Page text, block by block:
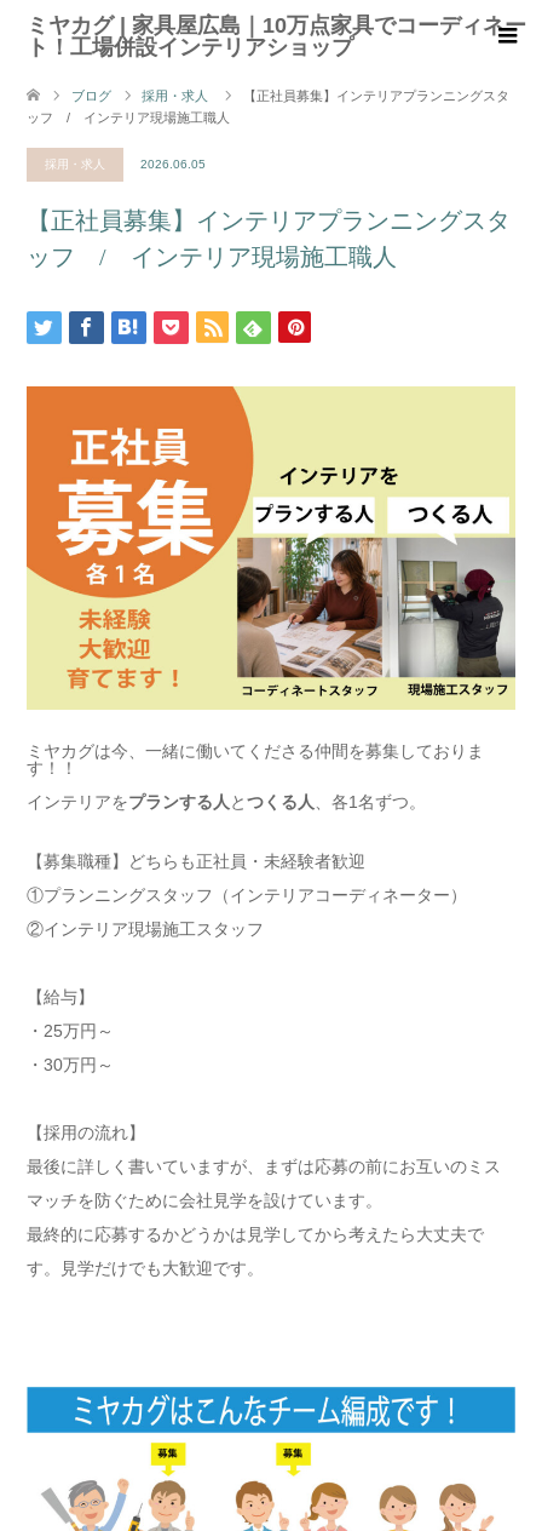
ミヤカグ | 家具屋広島｜10万点家具でコーディネー
ト！工場併設インテリアショップ
ブログ 採用・求人
【正社員募集】インテリアプランニングスタ
ッフ / インテリア現場施工職人
採用・求人 2026.06.05
【正社員募集】インテリアプランニングスタ
ッフ / インテリア現場施工職人
ミヤカグは今、一緒に働いてくださる仲間を募集しておりま
す！！
インテリアをプランする人 とつくる人 、各1名ずつ。
【募集職種】どちらも正社員・未経験者歓迎
①プランニングスタッフ（インテリアコーディネーター）
②インテリア現場施工スタッフ
【給与】
・25万円～
・30万円～
【採用の流れ】
最後に詳しく書いていますが、まずは応募の前にお互いのミス
マッチを防ぐために会社見学を設けています。
最終的に応募するかどうかは見学してから考えたら大丈夫で
す。見学だけでも大歓迎です。